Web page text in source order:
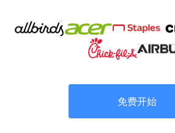
免费开始